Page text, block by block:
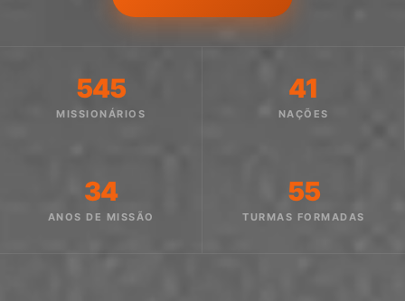
545
MISSIONÁRIOS
41
NAÇÕES
34
ANOS DE MISSÃO
55
TURMAS FORMADAS